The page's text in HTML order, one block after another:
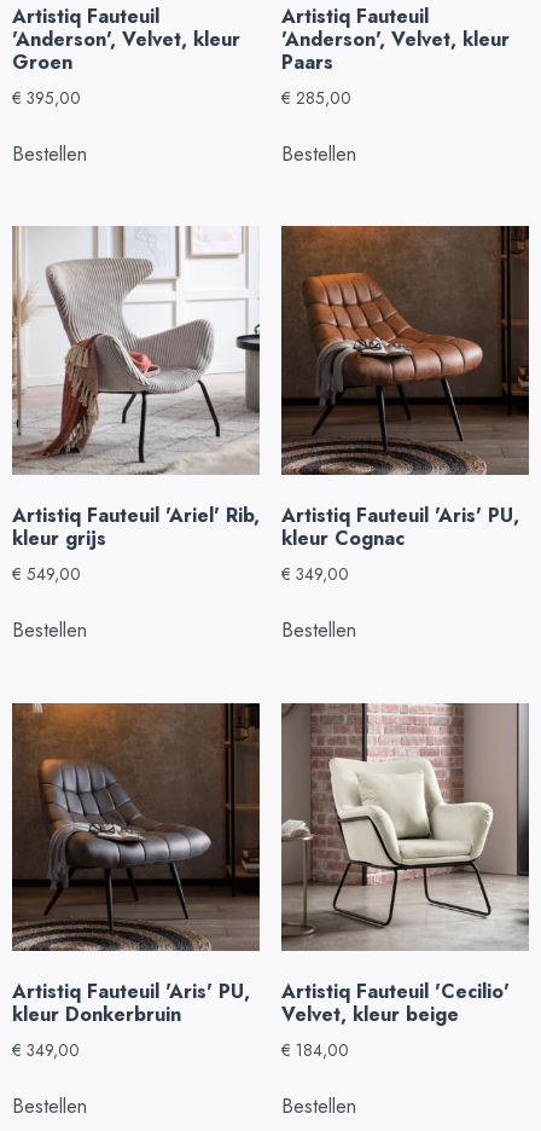
Artistiq Fauteuil
'Anderson', Velvet, kleur
Groen
€ 395,00
Bestellen
Artistiq Fauteuil
'Anderson', Velvet, kleur
Paars
€ 285,00
Bestellen
Artistiq Fauteuil 'Ariel' Rib,
kleur grijs
€ 549,00
Bestellen
Artistiq Fauteuil 'Aris' PU,
kleur Cognac
€ 349,00
Bestellen
Artistiq Fauteuil 'Aris' PU,
kleur Donkerbruin
€ 349,00
Bestellen
Artistiq Fauteuil 'Cecilio'
Velvet, kleur beige
€ 184,00
Bestellen